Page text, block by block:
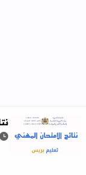
معمقة للوضعيات
اقرأ المزيد